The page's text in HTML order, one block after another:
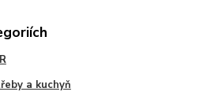
a kuchyň